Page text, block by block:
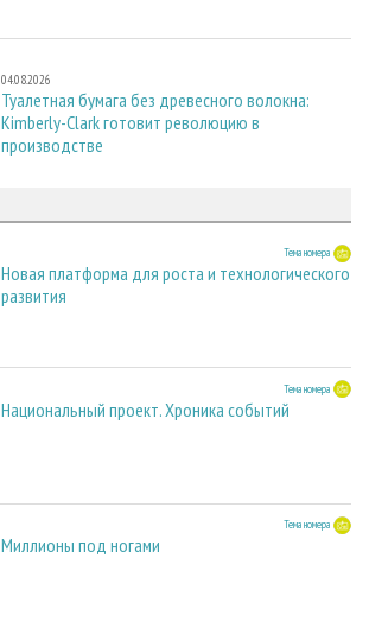
04.08.2026
Туалетная бумага без древесного волокна:
Kimberly-Clark готовит революцию в
производстве
Тема номера
Новая платформа для роста и технологического
развития
Тема номера
Национальный проект. Хроника событий
Тема номера
Миллионы под ногами